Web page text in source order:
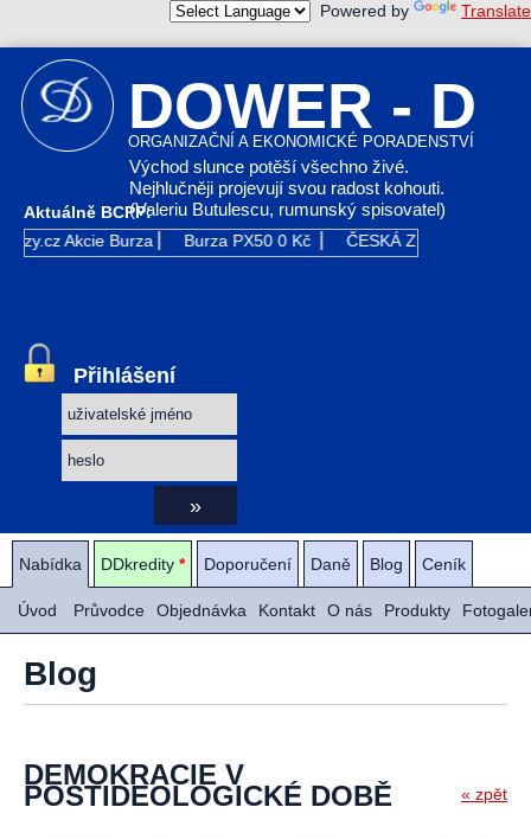
Powered by Translate
DOWER - D
ORGANIZAČNÍ A EKONOMICKÉ PORADENSTVÍ
Východ slunce potěší všechno živé.
Nejhlučněji projevují svou radost kohouti.
(Valeriu Butulescu, rumunský spisovatel)
Aktuálně BCPP:
Akcie Burza Burza PX50 0 Kč ČESKÁ ZBROJOVKA GR
Přihlášení
Nabídka DDkredity * Doporučení Daně Blog Ceník
Úvod Průvodce Objednávka Kontakt O nás Produkty
Blog
DEMOKRACIE V
POSTIDEOLOGICKÉ DOBĚ « zpět